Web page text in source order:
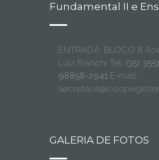
Fundamental II e
ENTRADA: BLOCO III
Luiz Franchi Tel: (35)
98858-2941 E-mail:
GALERIA DE FOTOS